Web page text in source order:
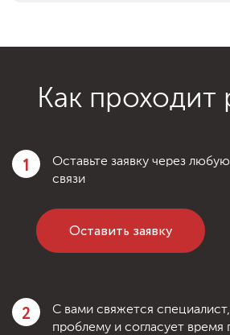
Как проходит
1
Оставьте заявку через
связи
Оставить заявку
2
С вами свяжется
проблему и согласует время